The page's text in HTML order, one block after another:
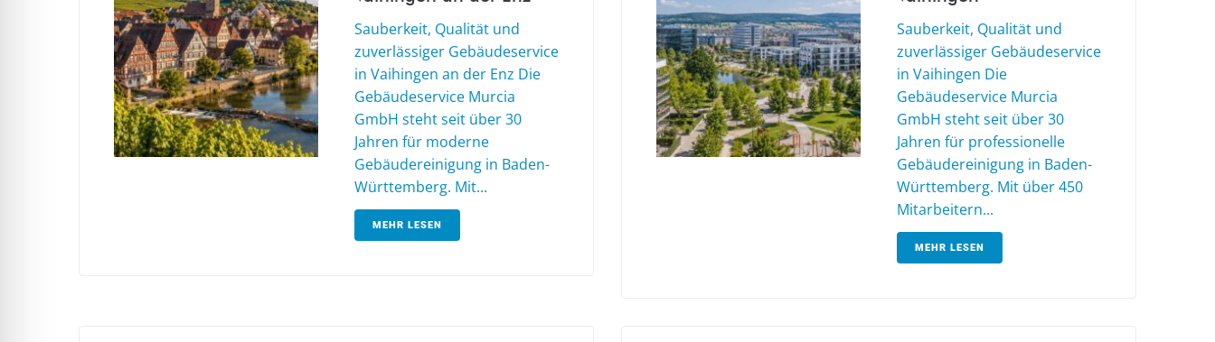
Sauberkeit, Qualität und
zuverlässiger Gebäudeservice
in Vaihingen an der Enz Die
Gebäudeservice Murcia
GmbH steht seit über 30
Jahren für moderne
Gebäudereinigung in Baden-
Württemberg. Mit...
MEHR LESEN
Sauberkeit, Qualität und
zuverlässiger Gebäudeservice
in Vaihingen Die
Gebäudeservice Murcia
GmbH steht seit über 30
Jahren für professionelle
Gebäudereinigung in Baden-
Württemberg. Mit über 450
Mitarbeitern...
MEHR LESEN